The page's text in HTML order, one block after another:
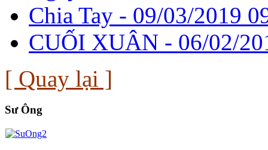
Chia Tay - 09/03/2019
CUỐI XUÂN - 06/02/
[ Quay lại ]
Sư Ông